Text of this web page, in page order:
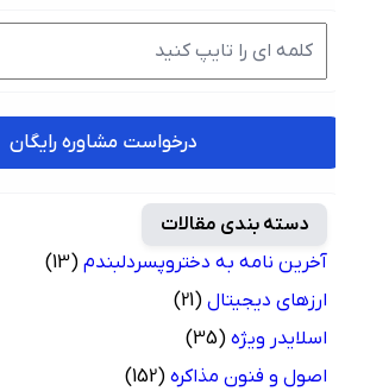
درخواست مشاوره رایگان
دسته بندی مقالات
آخرین نامه به دختروپسردلبندم (13)
ارزهای دیجیتال (21)
اسلایدر ویژه (35)
اصول و فنون مذاکره (152)